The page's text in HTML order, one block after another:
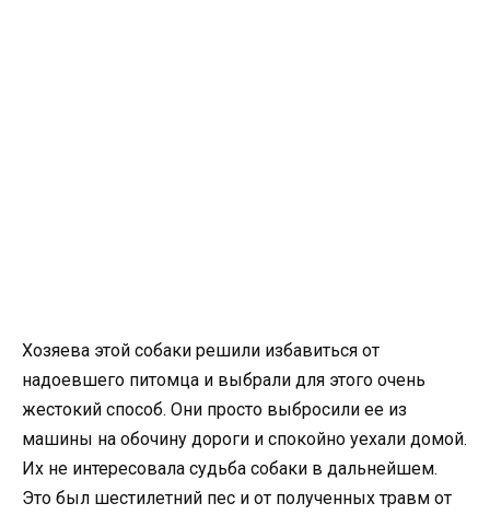
Хозяева этой собаки решили избавиться от
надоевшего питомца и выбрали для этого очень
жестокий способ. Они просто выбросили ее из
машины на обочину дороги и спокойно уехали домой.
Их не интересовала судьба собаки в дальнейшем.
Это был шестилетний пес и от полученных травм от